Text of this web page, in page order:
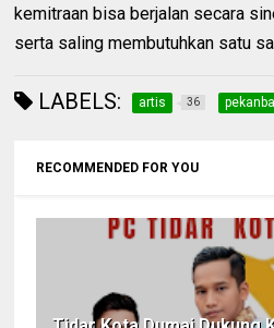
kemitraan bisa berjalan secara
serta saling membutuhkan satu
LABELS: artis 36
RECOMMENDED FOR YOU